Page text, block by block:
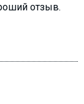
отзыв.